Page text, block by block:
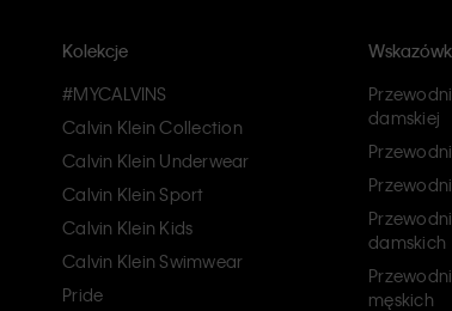
Kolekcje
#MYCALVINS
Calvin Klein Collection
Calvin Klein Underwear
Calvin Klein Sport
Calvin Klein Kids
Calvin Klein Swimwear
Pride
damskiej
damskich
męskich